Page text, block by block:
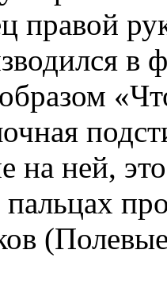
правой
в
на ней,